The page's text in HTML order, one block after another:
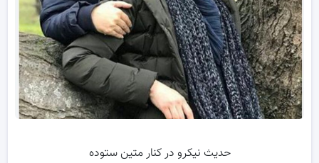
حدیث نیکرو در کنار متین ستوده